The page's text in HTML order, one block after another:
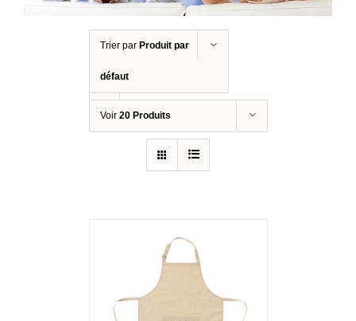
Trier par Produit par
défaut
Voir 20 Produits